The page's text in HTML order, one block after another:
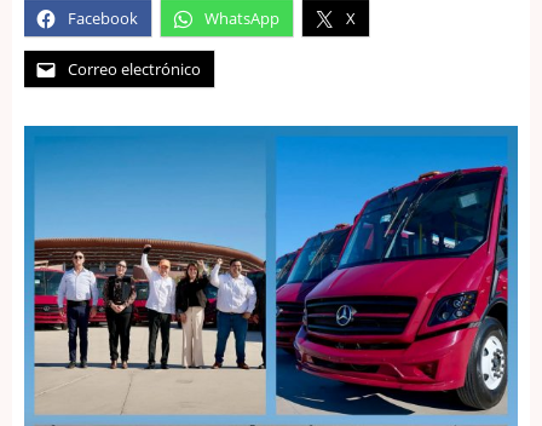
Facebook WhatsApp X
Correo electrónico